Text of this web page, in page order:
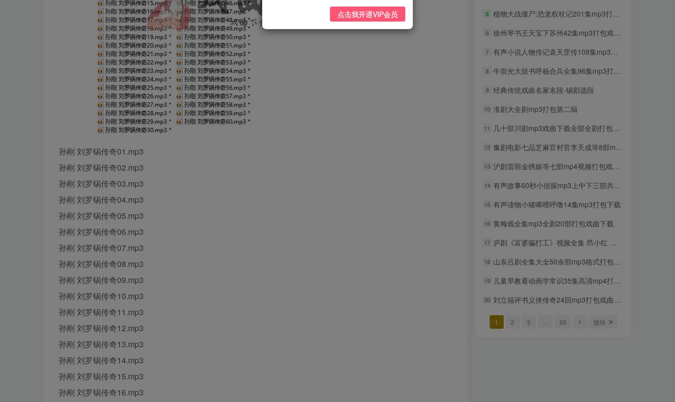
孙刚 刘罗锅传奇01.mp3
孙刚 刘罗锅传奇02.mp3
孙刚 刘罗锅传奇03.mp3
孙刚 刘罗锅传奇04.mp3
孙刚 刘罗锅传奇05.mp3
孙刚 刘罗锅传奇06.mp3
孙刚 刘罗锅传奇07.mp3
孙刚 刘罗锅传奇08.mp3
孙刚 刘罗锅传奇09.mp3
孙刚 刘罗锅传奇10.mp3
孙刚 刘罗锅传奇11.mp3
孙刚 刘罗锅传奇12.mp3
孙刚 刘罗锅传奇13.mp3
孙刚 刘罗锅传奇14.mp3
孙刚 刘罗锅传奇15.mp3
孙刚 刘罗锅传奇16.mp3
5 植物大战僵尸:恐龙权杖记201集mp3打包下载
6 徐州琴书王天宝下苏州42集mp3打包戏曲下载
7 有声小说人物传记袁天罡传108集mp3打包戏曲下载
8 牛崇光大鼓书呼杨合兵全集96集mp3打包戏曲下载
9 经典传统戏曲名家名段-锡剧选段
10 淮剧大全剧mp3打包第二辑
11 几十部川剧mp3戏曲下载全部全剧打包戏曲下载
12 豫剧电影七品芝麻官村官李天成等8部mp4打包戏曲下载
13 沪剧雷雨金绣娘等七部mp4视频打包戏曲下载
14 有声故事60秒小侦探mp3上中下三部共166集
15 有声读物小猪唏哩呼噜14集mp3打包下载
16 黄梅戏全集mp3全剧20部打包戏曲下载
17 庐剧《富婆骗打工》视频全集 昂小红 刘长芳
18 山东吕剧全集大全50余部mp3格式打包戏曲下载
19 儿童早教看动画学常识35集高清mp4打包下载
20 刘立福评书义侠传奇24回mp3打包戏曲下载
1 2 3 66 跳转
合集
2年前 1307人已阅读
TOP2
收藏版郭德纲相声专辑mp3
打包戏曲下载
2年前 1167人已阅读
TOP3
潮剧精彩选段200多首mp3打
2年前
TOP4
猴子警长探案记第一二三季
2年前 935人已阅读
TOP5
超级飞侠动画片1-9季全集中
贝瓦儿歌大全mp3版346首打
豫剧选段108段mp3打包载
戏曲下载
湖北大鼓80多首mp3打包戏
点击我开通VIP会员